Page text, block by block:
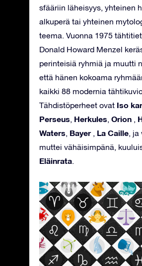
sfääriin läheisyys, yhteinen
alkuperä tai yhteinen
teema. Vuonna 1975
Donald Howard Menzel
perinteisiä ryhmiä ja muutti
että hänen kokoama
kaikki 88 modernia
Tähdistöperheet ovat Iso
Perseus Herkules Orion
Waters Bayer La Caille ,
muttei vähäisimpänä,
Eläinrata